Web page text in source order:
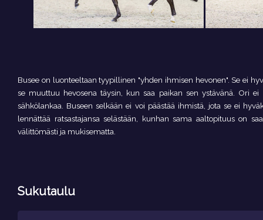
Busee on luonteeltaan tyypillinen "yhden ihmisen hevonen". Se ei
se muuttuu hevosena täysin, kun saa paikan sen ystävänä. Ori
sähkölankaa. Buseen selkään ei voi päästää ihmistä, jota se ei
lennättää ratsastajansa selästään, kunhan sama aaltopituus on
välittömästi ja mukisematta.
Sukutaulu